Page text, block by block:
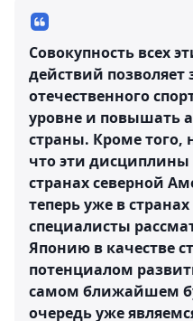
Совокупность всех
действий
отечественного
уровне и повышать
страны. Кроме того,
что эти
странах северной
теперь уже в
специалисты
Японию в качестве
потенциалом
самом ближайшем
очередь уже